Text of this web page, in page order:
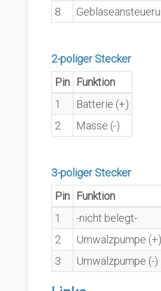
8
2-poliger Stecker
Pin
Funktion
1
Batterie (+)
2
Masse (-)
3-poliger Stecker
Pin
Funktion
1
-nicht belegt-
2
Umwälzpumpe (+)
3
Umwälzpumpe (-)